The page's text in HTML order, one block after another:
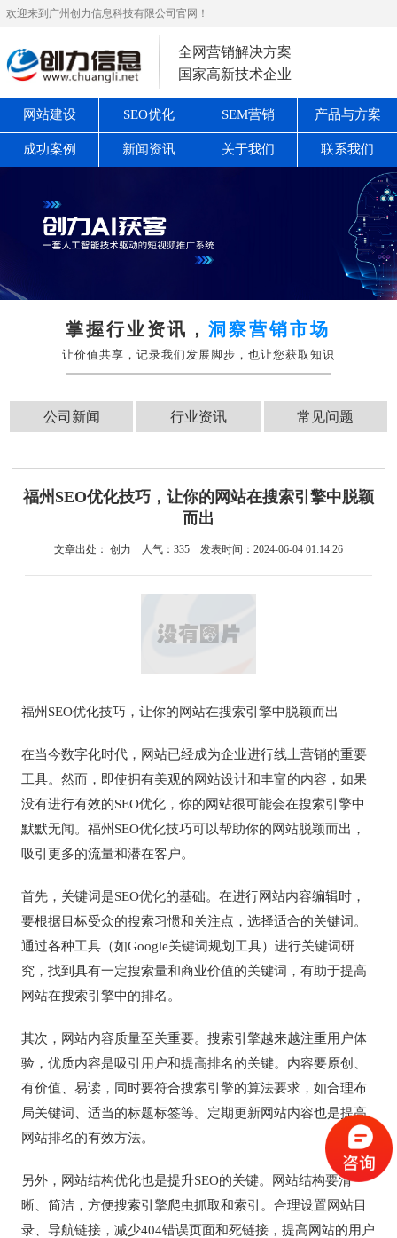
欢迎来到广州创力信息科技有限公司官网！
全网营销解决方案
国家高新技术企业
网站建设 SEO优化 SEM营销 产品与方案
成功案例 新闻资讯 关于我们 联系我们
掌握行业资讯，洞察营销市场
让价值共享，记录我们发展脚步，也让您获取知识
公司新闻 行业资讯 常见问题
福州SEO优化技巧，让你的网站在搜索引擎中脱颖
而出
文章出处： 创力 人气： 335 发表时间：2024-06-04 01:14:26
福州SEO优化技巧，让你的网站在搜索引擎中脱颖而出
在当今数字化时代，网站已经成为企业进行线上营销的重要
工具。然而，即使拥有美观的网站设计和丰富的内容，如果
没有进行有效的SEO优化，你的网站很可能会在搜索引擎中
默默无闻。福州SEO优化技巧可以帮助你的网站脱颖而出，
吸引更多的流量和潜在客户。
首先，关键词是SEO优化的基础。在进行网站内容编辑时，
要根据目标受众的搜索习惯和关注点，选择适合的关键词。
通过各种工具（如Google关键词规划工具）进行关键词研
究，找到具有一定搜索量和商业价值的关键词，有助于提高
网站在搜索引擎中的排名。
其次，网站内容质量至关重要。搜索引擎越来越注重用户体
验，优质内容是吸引用户和提高排名的关键。内容要原创、
有价值、易读，同时要符合搜索引擎的算法要求，如合理布
局关键词、适当的标题标签等。定期更新网站内容也是提高
网站排名的有效方法。
另外，网站结构优化也是提升SEO的关键。网站结构要清
晰、简洁，方便搜索引擎爬虫抓取和索引。合理设置网站目
录、导航链接，减少404错误页面和死链接，提高网站的用户